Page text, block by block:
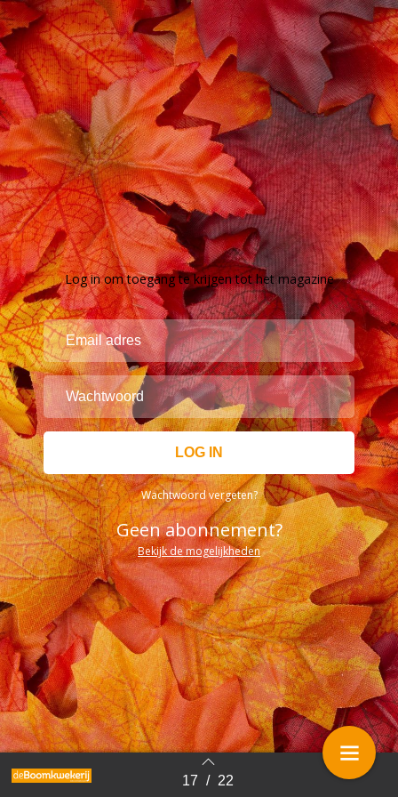
Terug naar overzicht 17 / 22
Log in om toegang te krijgen tot het magazine
Wachtwoord vergeten?
Geen abonnement?
Bekijk de mogelijkheden